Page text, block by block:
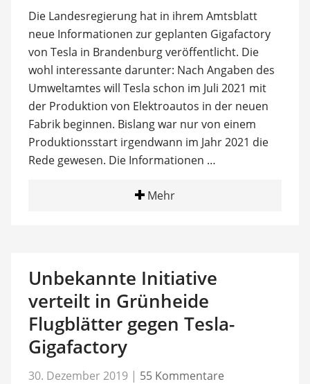
Die Landesregierung hat in ihrem Amtsblatt
neue Informationen zur geplanten Gigafactory
von Tesla in Brandenburg veröffentlicht. Die
wohl interessante darunter: Nach Angaben des
Umweltamtes will Tesla schon im Juli 2021 mit
der Produktion von Elektroautos in der neuen
Fabrik beginnen. Bislang war nur von einem
Produktionsstart irgendwann im Jahr 2021 die
Rede gewesen. Die Informationen …
Mehr
Unbekannte Initiative
verteilt in Grünheide
Flugblätter gegen Tesla-
Gigafactory
30. Dezember 2019 | 55 Kommentare